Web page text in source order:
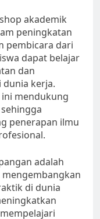
akademik
peningkatan
pembicara dari
dapat belajar
dan
kerja.
ini mendukung
penerapan ilmu
adalah
di dunia